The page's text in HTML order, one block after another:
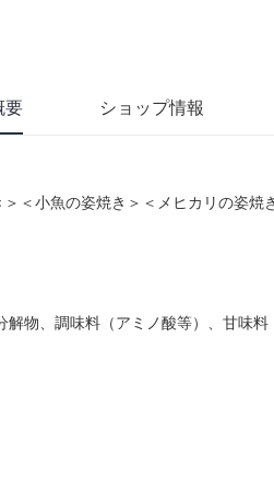
要 ショップ情報
＜小魚の姿焼き＞＜メヒカリの姿
物、調味料（アミノ酸等）、甘味